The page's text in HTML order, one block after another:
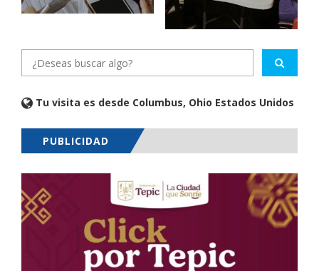
Tu visita es desde Columbus, Ohio Estados Unidos
PUBLICIDAD